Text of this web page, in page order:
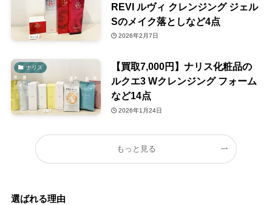
REVI ルヴィ クレンジング ジェル
Sのメイク落としなど4点
2026年2月7日
ナリス
【買取7,000円】ナリス化粧品の
ルクエ3 Wクレンジング フォーム
など14点
2026年1月24日
もっと見る
選ばれる理由